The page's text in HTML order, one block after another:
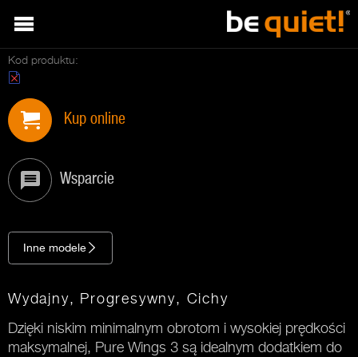
Kod produktu:
Kup online
Wsparcie
Inne modele
Wydajny, Progresywny, Cichy
Dzięki niskim minimalnym obrotom i wysokiej prędkości
maksymalnej, Pure Wings 3 są idealnym dodatkiem do